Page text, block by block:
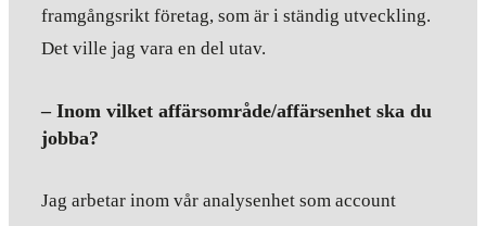
framgångsrikt företag, som är i ständig utveckling.
Det ville jag vara en del utav.
– Inom vilket affärsområde/affärsenhet ska du
jobba?
Jag arbetar inom vår analysenhet som account